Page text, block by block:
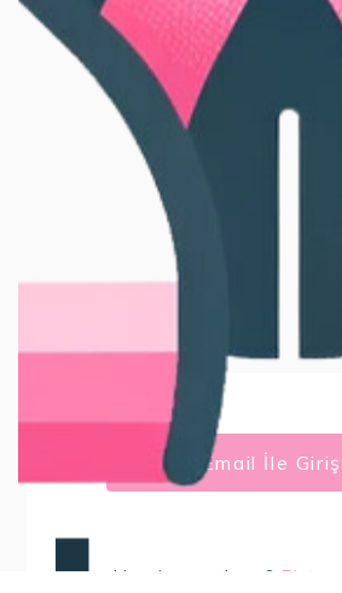
Email İle Giriş
Hesabınız yok mu? Bir